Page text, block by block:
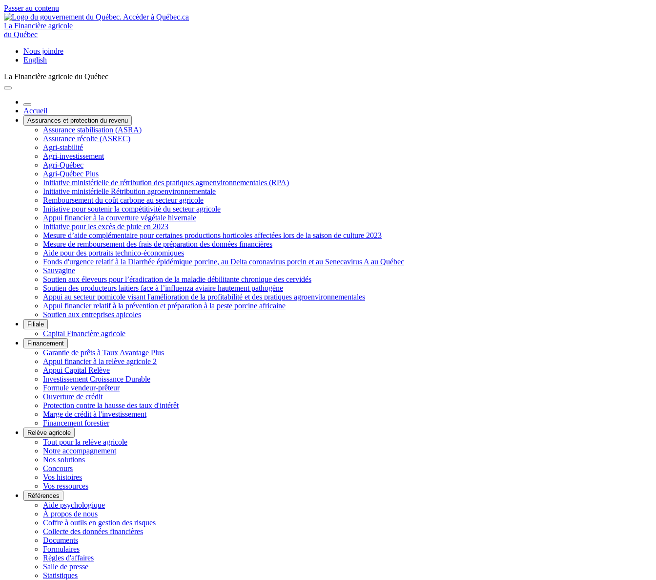
Passer au contenu
La Financière agricole
du Québec
Nous joindre
English
La Financière agricole du Québec
Accueil
Assurances et protection du revenu
Assurance stabilisation (ASRA)
Assurance récolte (ASREC)
Agri-stabilité
Agri-investissement
Agri-Québec
Agri-Québec Plus
Initiative ministérielle de rétribution des pratiques agroenvironnementales (RPA)
Initiative ministérielle Rétribution agroenvironnementale
Remboursement du coût carbone au secteur agricole
Initiative pour soutenir la compétitivité du secteur agricole
Appui financier à la couverture végétale hivernale
Initiative pour les excès de pluie en 2023
Mesure d’aide complémentaire pour certaines productions horticoles affectées lors de la saison de culture 2023
Mesure de remboursement des frais de préparation des données financières
Aide pour des portraits technico-économiques
Fonds d'urgence relatif à la Diarrhée épidémique porcine, au Delta coronavirus porcin et au Senecavirus A au Québec
Sauvagine
Soutien aux éleveurs pour l’éradication de la maladie débilitante chronique des cervidés
Soutien des producteurs laitiers face à l’influenza aviaire hautement pathogène
Appui au secteur pomicole visant l'amélioration de la profitabilité et des pratiques agroenvironnementales
Appui financier relatif à la prévention et préparation à la peste porcine africaine
Soutien aux entreprises apicoles
Filiale
Capital Financière agricole
Financement
Garantie de prêts à Taux Avantage Plus
Appui financier à la relève agricole 2
Appui Capital Relève
Investissement Croissance Durable
Formule vendeur-prêteur
Ouverture de crédit
Protection contre la hausse des taux d'intérêt
Marge de crédit à l'investissement
Financement forestier
Relève agricole
Tout pour la relève agricole
Notre accompagnement
Nos solutions
Concours
Vos histoires
Vos ressources
Références
Aide psychologique
À propos de nous
Coffre à outils en gestion des risques
Collecte des données financières
Documents
Formulaires
Règles d'affaires
Salle de presse
Statistiques